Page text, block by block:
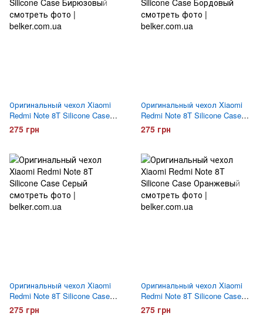
Оригинальный чехол Xiaomi
Redmi Note 8T Silicone Case
Бирюзовый
275 грн
Оригинальный чехол Xiaomi
Redmi Note 8T Silicone Case
Бордовый
275 грн
Оригинальный чехол Xiaomi
Redmi Note 8T Silicone Case
Серый
275 грн
Оригинальный чехол Xiaomi
Redmi Note 8T Silicone Case
Оранжевый
275 грн